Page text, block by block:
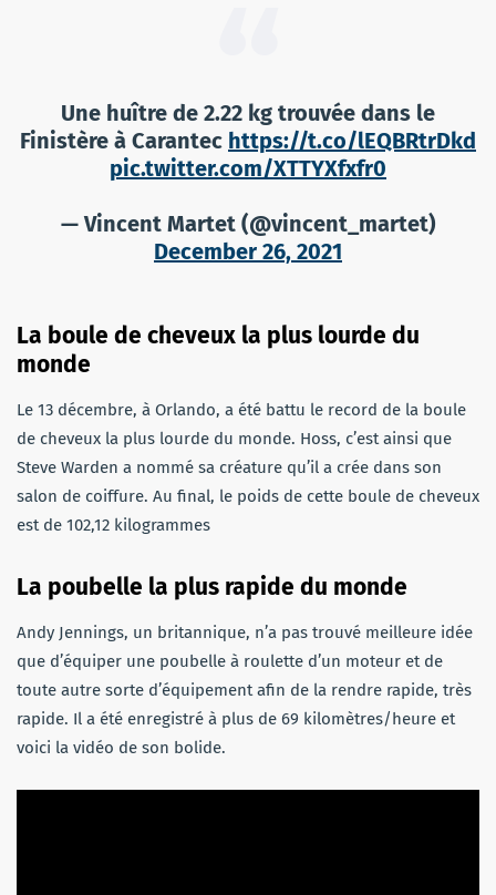
Une huître de 2.22 kg trouvée dans le
Finistère à Carantec https://t.co/lEQBRtrDkd
pic.twitter.com/XTTYXfxfr0
— Vincent Martet (@vincent_martet)
December 26, 2021
La boule de cheveux la plus lourde du
monde
Le 13 décembre, à Orlando, a été battu le record de la boule
de cheveux la plus lourde du monde. Hoss, c’est ainsi que
Steve Warden a nommé sa créature qu’il a crée dans son
salon de coiffure. Au final, le poids de cette boule de cheveux
est de 102,12 kilogrammes
La poubelle la plus rapide du monde
Andy Jennings, un britannique, n’a pas trouvé meilleure idée
que d’équiper une poubelle à roulette d’un moteur et de
toute autre sorte d’équipement afin de la rendre rapide, très
rapide. Il a été enregistré à plus de 69 kilomètres/heure et
voici la vidéo de son bolide.